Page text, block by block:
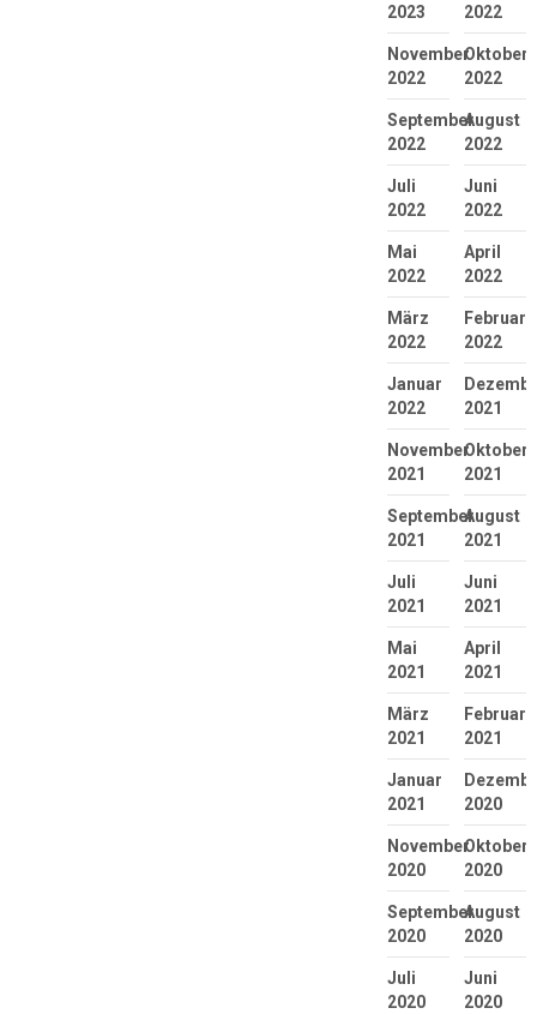
2023
2022
November
2022
Oktober
2022
September
2022
August
2022
Juli
2022
Juni
2022
Mai
2022
April
2022
März
2022
Februar
2022
Januar
2022
2021
November
2021
Oktober
2021
September
2021
August
2021
Juli
2021
Juni
2021
Mai
2021
April
2021
März
2021
Februar
2021
Januar
2021
2020
November
2020
Oktober
2020
September
2020
August
2020
Juli
2020
Juni
2020